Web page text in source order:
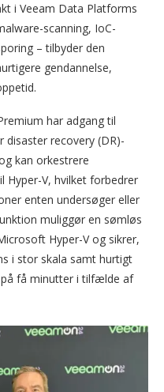
i Veeam Data Platforms
scanning, IoC-
– tilbyder den
gendannelse,
har adgang til
recovery (DR)-
kan orkestrere
Hyper-V, hvilket forbedrer
enten undersøger eller
muliggør en sømløs
Hyper-V og sikrer,
i stor skala samt hurtigt
få minutter i tilfælde af